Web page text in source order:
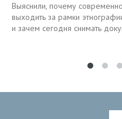
Выяснили, почему
выходить за рамки
и зачем сегодня снимать